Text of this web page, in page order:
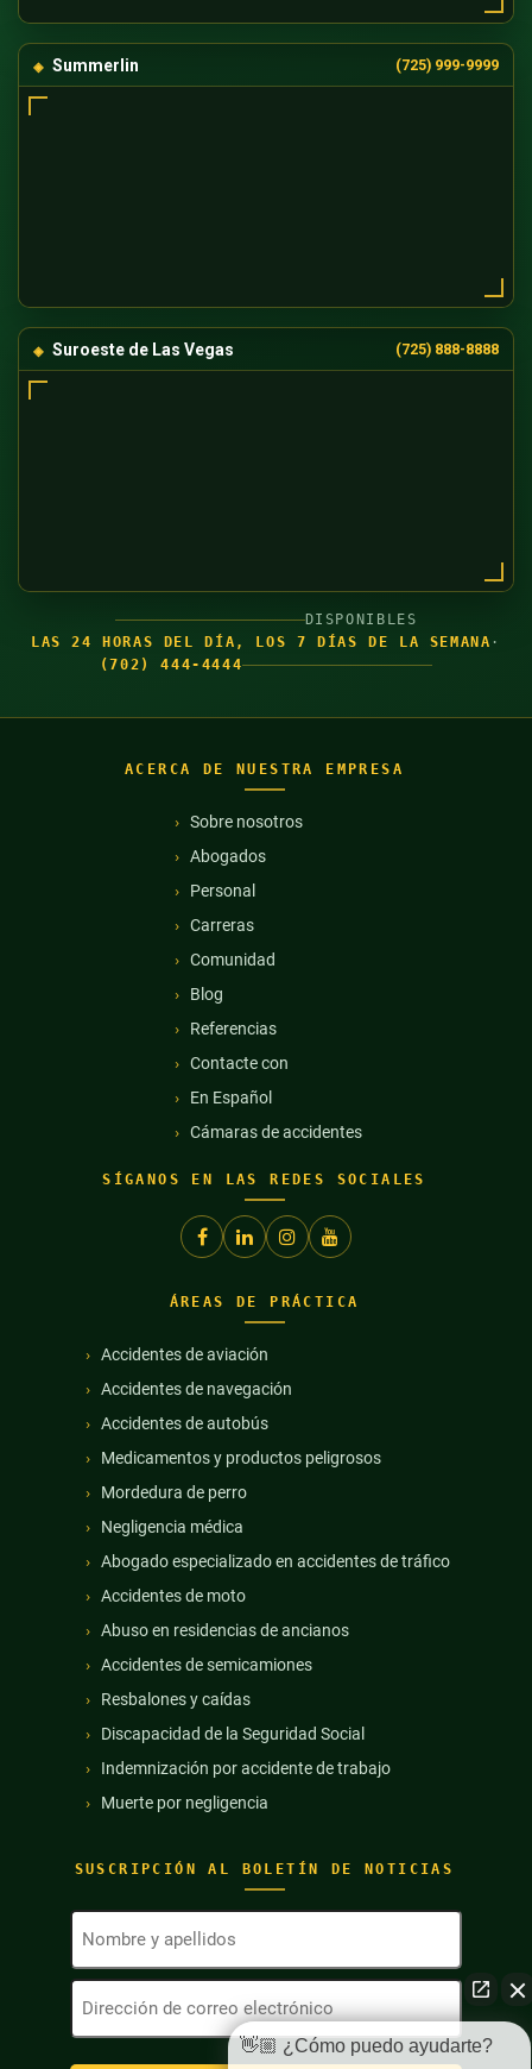
Summerlin (725) 999-9999
Suroeste de Las Vegas (725) 888-8888
DISPONIBLES
LAS 24 HORAS DEL DÍA, LOS 7 DÍAS DE LA SEMANA ·
(702) 444-4444
ACERCA DE NUESTRA EMPRESA
Sobre nosotros
Abogados
Personal
Carreras
Comunidad
Blog
Referencias
Contacte con
En Español
Cámaras de accidentes
SÍGANOS EN LAS REDES SOCIALES
SUSCRIPCIÓN AL BOLETÍN DE NOTICIAS
Nombre
apellidos
Dirección
de
correo
electrónico
ÁREAS DE PRÁCTICA
Accidentes de aviación
Accidentes de navegación
Accidentes de autobús
Medicamentos y productos peligrosos
Mordedura de perro
Negligencia médica
Abogado especializado en accidentes de tráfico
Accidentes de moto
Abuso en residencias de ancianos
Accidentes de semicamiones
Resbalones y caídas
Discapacidad de la Seguridad Social
Indemnización por accidente de trabajo
Muerte por negligencia
👋🏼 ¿Cómo puedo ayudarte?